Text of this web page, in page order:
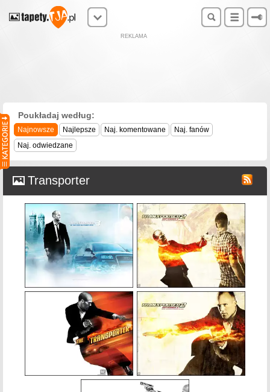
REKLAMA
Poukładaj według:
Najnowsze Najlepsze Naj. komentowane
Naj. fanów
Naj. odwiedzane
Transporter